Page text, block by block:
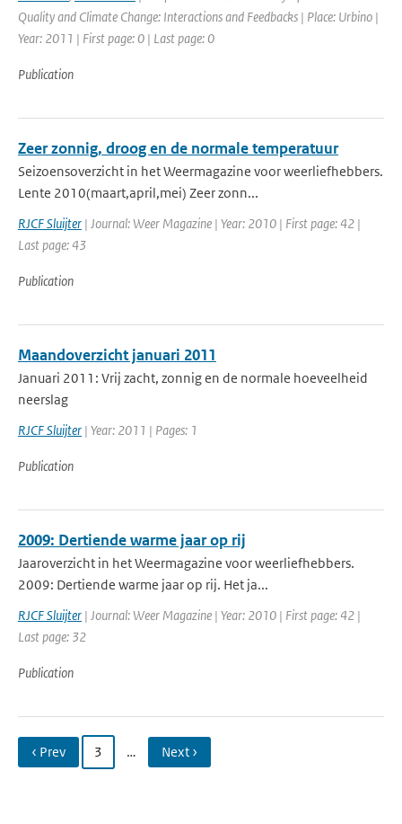
Quality and Climate Change: Interactions and Feedbacks | Place: Urbino |
Year: 2011 | First page: 0 | Last page: 0
Publication
Zeer zonnig, droog en de normale temperatuur
Seizoensoverzicht in het Weermagazine voor weerliefhebbers.
Lente 2010(maart,april,mei) Zeer zonn...
RJCF Sluijter | Journal: Weer Magazine | Year: 2010 | First page: 42 |
Last page: 43
Publication
Maandoverzicht januari 2011
Januari 2011: Vrij zacht, zonnig en de normale hoeveelheid
neerslag
RJCF Sluijter | Year: 2011 | Pages: 1
Publication
2009: Dertiende warme jaar op rij
Jaaroverzicht in het Weermagazine voor weerliefhebbers.
2009: Dertiende warme jaar op rij. Het ja...
RJCF Sluijter | Journal: Weer Magazine | Year: 2010 | First page: 42 |
Last page: 32
Publication
‹ Prev 3 … Next ›